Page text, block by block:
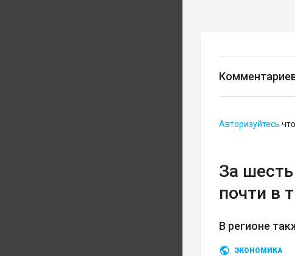
Авторизуйтесь
За
почти в
В регионе
ЭКОНОМИКА